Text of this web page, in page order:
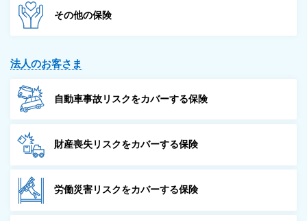
その他の保険
法人のお客さま
自動車事故リスクをカバーする保険
財産喪失リスクをカバーする保険
労働災害リスクをカバーする保険